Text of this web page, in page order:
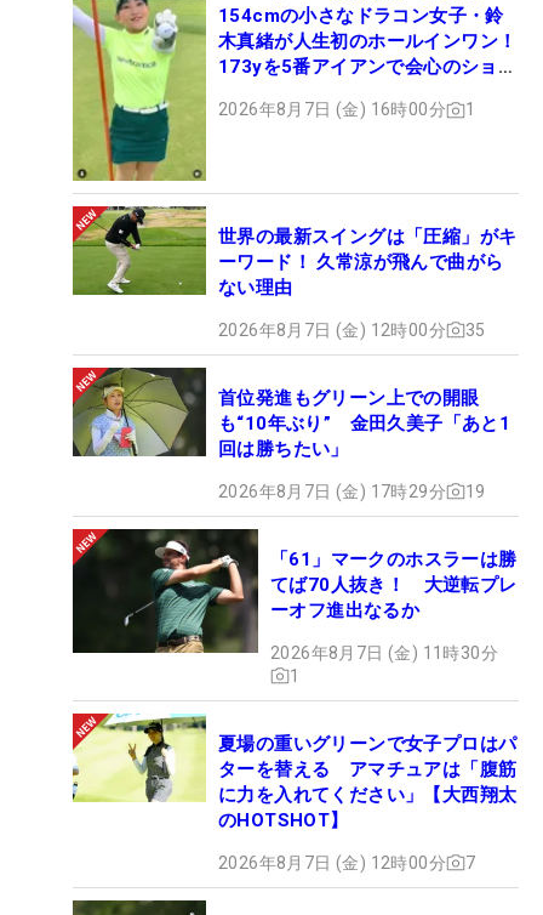
154cmの小さなドラコン女子・鈴
木真緒が人生初のホールインワン！
173yを5番アイアンで会心のショッ
2026年8月7日 (金) 16時00分 1
世界の最新スイングは「圧縮」がキ
ーワード！ 久常涼が飛んで曲がら
ない理由
2026年8月7日 (金) 12時00分 35
首位発進もグリーン上での開眼
も“10年ぶり” 金田久美子「あと1
回は勝ちたい」
2026年8月7日 (金) 17時29分 19
「61」マークのホスラーは勝
てば70人抜き！ 大逆転プレ
ーオフ進出なるか
2026年8月7日 (金) 11時30分
1
夏場の重いグリーンで女子プロはパ
ターを替える アマチュアは「腹筋
に力を入れてください」【大西翔太
のHOTSHOT】
2026年8月7日 (金) 12時00分 7